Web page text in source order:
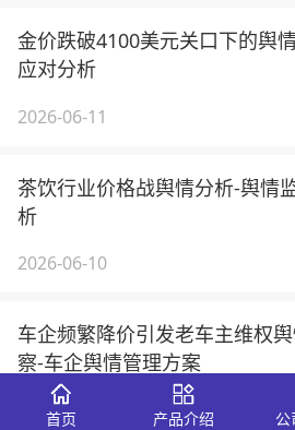
金价跌破4100美元关口下的舆
应对分析
2026-06-11
茶饮行业价格战舆情分析-舆情
析
2026-06-10
车企频繁降价引发老车主维权
察-车企舆情管理方案
2026-06-09
首页 产品介绍 公